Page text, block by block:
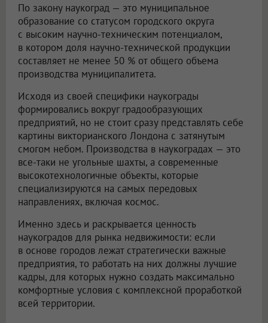
По закону наукоград — это муниципальное
образование со статусом городского округа
с высоким научно-техническим потенциалом,
в котором доля научно-технической продукции
составляет не менее 50 % от общего объема
производства муниципалитета.
Исходя из своей специфики наукограды
формировались вокруг градообразующих
предприятий, но не стоит сразу представлять себе
картины викторианского Лондона с затянутым
смогом небом. Производства в наукоградах — это
все-таки не угольные шахты, а современные
высокотехнологичные объекты, которые
специализируются на самых передовых
направлениях, включая космос.
Именно здесь и раскрывается ценность
наукоградов для рынка недвижимости: если
в основе городов лежат стратегически важные
предприятия, то работать на них должны лучшие
кадры, для которых нужно создать максимально
комфортные условия с комплексной проработкой
всей территории.